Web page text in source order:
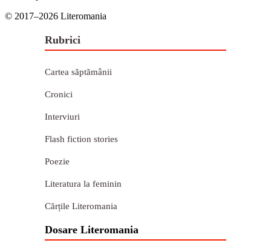
© 2017–2026 Literomania
Rubrici
Cartea săptămânii
Cronici
Interviuri
Flash fiction stories
Poezie
Literatura la feminin
Cărțile Literomania
Dosare Literomania